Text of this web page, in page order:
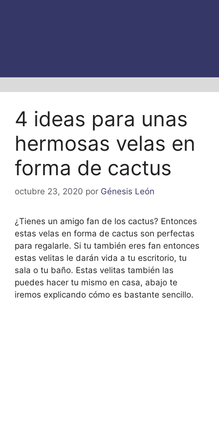
4 ideas para unas
hermosas velas en
forma de cactus
octubre 23, 2020 por Génesis León
¿Tienes un amigo fan de los cactus? Entonces
estas velas en forma de cactus son perfectas
para regalarle. Si tu también eres fan entonces
estas velitas le darán vida a tu escritorio, tu
sala o tu baño. Estas velitas también las
puedes hacer tu mismo en casa, abajo te
iremos explicando cómo es bastante sencillo.